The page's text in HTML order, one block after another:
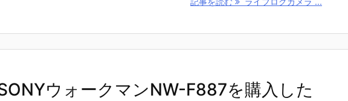
ウォークマンNW-F887を購入した